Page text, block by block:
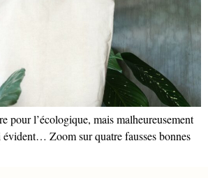
pour l’écologique, mais malheureusement
évident… Zoom sur quatre fausses bonnes